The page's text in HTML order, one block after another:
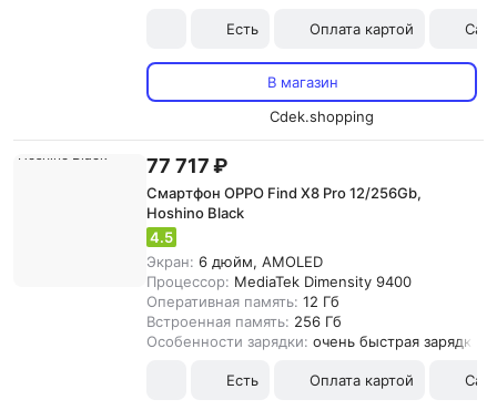
Есть Оплата картой
В магазин
Cdek.shopping
77 717 ₽
Смартфон OPPO Find X8 Pro 12/256Gb,
Hoshino Black
4.5
Экран: 6 дюйм, AMOLED
Процессор: MediaTek Dimensity 9400
Оперативная память: 12 Гб
Встроенная память: 256 Гб
Особенности зарядки: очень быстрая зарядка
Есть Оплата картой